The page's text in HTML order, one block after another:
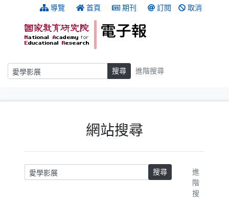
跳到主要內容 導覽 首頁 期刊 訂閱 取消
搜尋 搜尋 進階搜尋
網站搜尋
請輸入關鍵字 搜尋
進
階
搜